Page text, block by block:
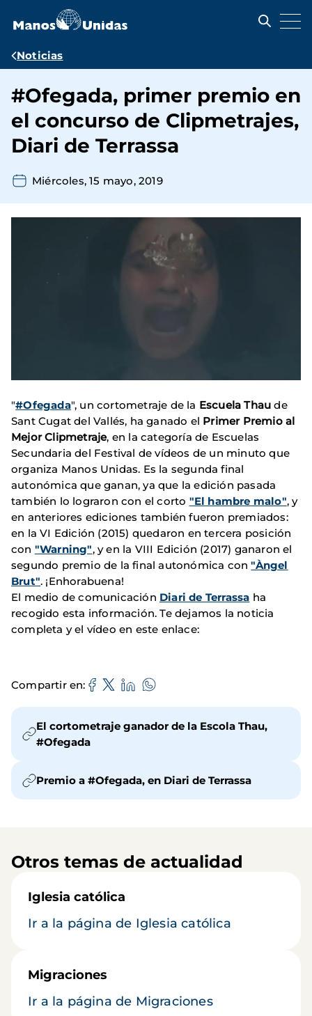
contenido
Ruta
navegación
Noticias
#Ofegada, primer premio en
el concurso de Clipmetrajes,
Diari de Terrassa
Miércoles, 15 mayo, 2019
"#Ofegada", un cortometraje de la Escuela Thau de
Sant Cugat del Vallés, ha ganado el Primer Premio al
Mejor Clipmetraje, en la categoría de Escuelas
Secundaria del Festival de vídeos de un minuto que
organiza Manos Unidas. Es la segunda final
autonómica que ganan, ya que la edición pasada
también lo lograron con el corto "El hambre malo", y
en anteriores ediciones también fueron premiados:
en la VI Edición (2015) quedaron en tercera posición
con "Warning", y en la VIII Edición (2017) ganaron el
segundo premio de la final autonómica con"Àngel
Brut". ¡Enhorabuena!
El medio de comunicación Diari de Terrassa ha
recogido esta información. Te dejamos la noticia
completa y el vídeo en este enlace:
Compartir en
El cortometraje ganador de la Escola Thau,
#Ofegada
Premio a #Ofegada, en Diari de Terrassa
Otros temas de actualidad
Iglesia católica
Ir a la página de Iglesia católica
Migraciones
Ir a la página de Migraciones